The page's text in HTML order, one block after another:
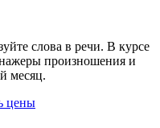
слова в речи. В курсе
произношения и
месяц.
цены